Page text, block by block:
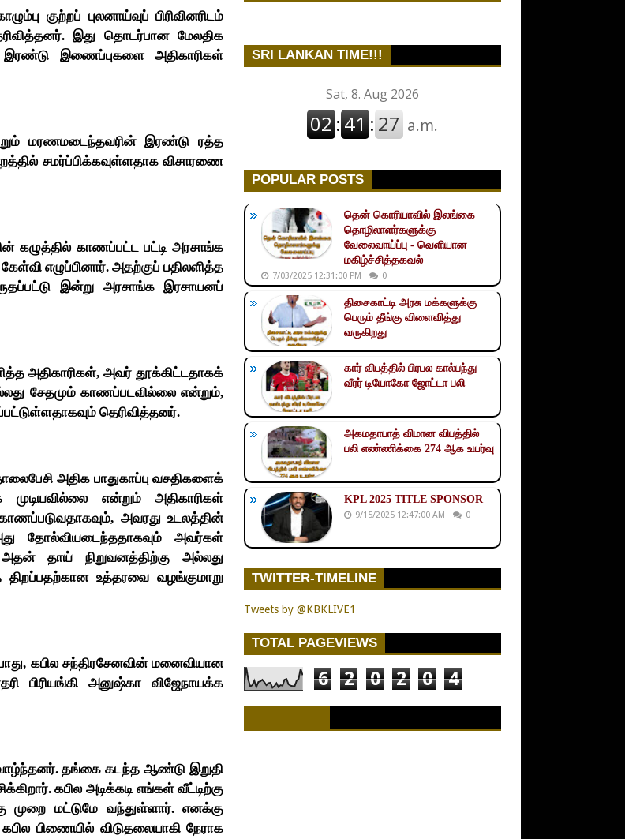
குற்றப் புலனாய்வுப் பிரிவினரிடம்
இது தொடர்பான மேலதிக
இணைப்புகளை அதிகாரிகள்
மரணமடைந்தவரின் இரண்டு ரத்த
சமர்ப்பிக்கவுள்ளதாக விசாரணை
காணப்பட்ட பட்டி அரசாங்க
எழுப்பினார். அதற்குப் பதிலளித்த
இன்று அரசாங்க இரசாயனப்
அதிகாரிகள், அவர் தூக்கிட்டதாகக்
சேதமும் காணப்படவில்லை என்றும்,
தெரிவித்தனர்.
அதிக பாதுகாப்பு வசதிகளைக்
என்றும் அதிகாரிகள்
அவரது உடலத்தின்
தோல்வியடைந்ததாகவும் அவர்கள்
தாய் நிறுவனத்திற்கு அல்லது
உத்தரவை வழங்குமாறு
கபில சந்திரசேனவின் மனைவியான
பிரியங்கி அனுஷ்கா விஜேநாயக்க
வாழ்ந்தனர். தங்கை கடந்த ஆண்டு இறுதி
கபில அடிக்கடி எங்கள் வீட்டிற்கு
மட்டுமே வந்துள்ளார். எனக்கு
பிணையில் விடுதலையாகி நேராக
SRI LANKAN TIME!!!
POPULAR POSTS
தென் கொரியாவில் இலங்கை
தொழிலாளர்களுக்கு
வேலைவாய்ப்பு - வெளியான
மகிழ்ச்சித்தகவல்
7/03/2025 12:31:00 PM 0
திசைகாட்டி அரசு மக்களுக்கு
பெரும் தீங்கு விளைவித்து
வருகிறது
கார் விபத்தில் பிரபல கால்பந்து
வீரர் டியோகோ ஜோட்டா பலி
அகமதாபாத் விமான விபத்தில்
பலி எண்ணிக்கை 274 ஆக உயர்வு
KPL 2025 TITLE SPONSOR
9/15/2025 12:47:00 AM 0
TWITTER-TIMELINE
Tweets by @KBKLIVE1
TOTAL PAGEVIEWS
6 2 0 2 0 4